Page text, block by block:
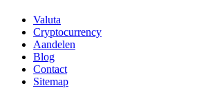
Valuta
Cryptocurrency
Aandelen
Blog
Contact
Sitemap